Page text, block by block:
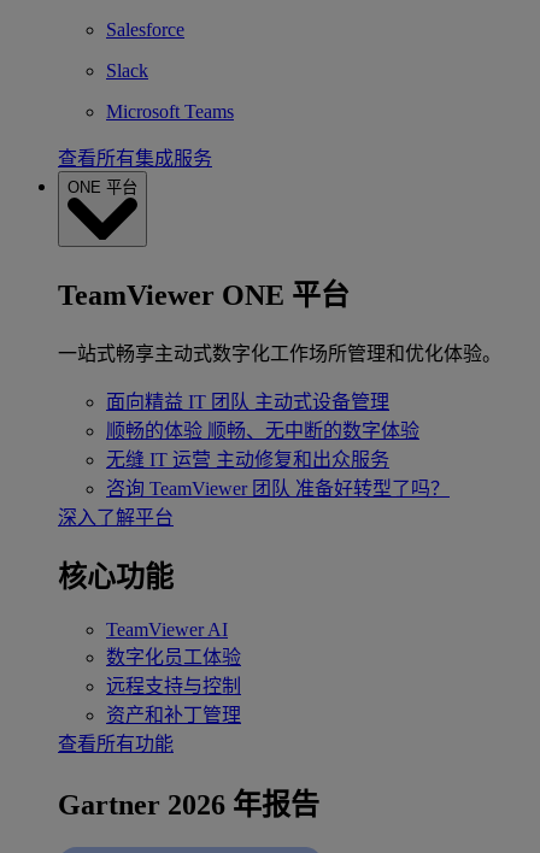
Salesforce
Slack
Microsoft Teams
查看所有集成服务
ONE 平台
TeamViewer ONE 平台
一站式畅享主动式数字化工作场所管理和优化体验。
面向精益 IT 团队 主动式设备管理
顺畅的体验 顺畅、无中断的数字体验
无缝 IT 运营 主动修复和出众服务
咨询 TeamViewer 团队 准备好转型了吗？
深入了解平台
核心功能
TeamViewer AI
数字化员工体验
远程支持与控制
资产和补丁管理
查看所有功能
Gartner 2026 年报告